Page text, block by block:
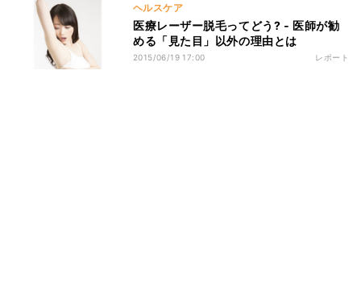
ヘルスケア
医療レーザー脱毛ってどう? ‐ 医師が勧
める「見た目」以外の理由とは
2015/06/19 17:00 レポート